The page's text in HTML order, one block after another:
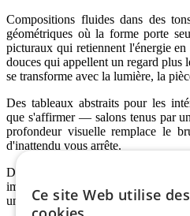
Compositions fluides dans des
géométriques où la forme porte
picturaux qui retiennent l'énergie en
douces qui appellent un regard
se transforme avec la lumière, la
Des tableaux abstraits pour les
que s'affirmer — salons tenus par
profondeur visuelle remplace le
d'inattendu vous arrête.
Disponibles également en grands
impressions giclée sur toile offrent
un rendu visuel riche en détails.
Ce site Web utilise des